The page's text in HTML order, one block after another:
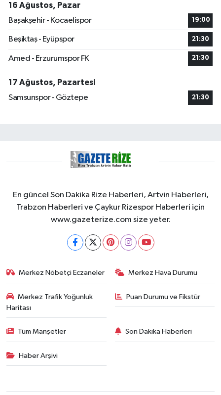
16 Ağustos, Pazar
Başakşehir - Kocaelispor
19:00
Beşiktaş - Eyüpspor 21:30
Amed - Erzurumspor FK 21:30
17 Ağustos, Pazartesi
Samsunspor - Göztepe
21:30
En güncel Son Dakika Rize Haberleri, Artvin Haberleri,
Trabzon Haberleri ve Çaykur Rizespor Haberleri için
www.gazeterize.com size yeter.
Merkez Nöbetçi Eczaneler Merkez Hava Durumu
Merkez Trafik Yoğunluk
Haritası
Puan Durumu ve Fikstür
Tüm Manşetler Son Dakika Haberleri
Haber Arşivi